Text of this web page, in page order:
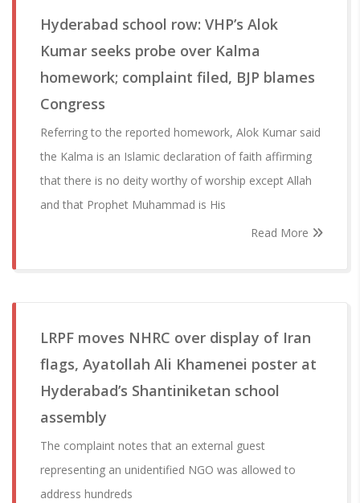
Hyderabad school row: VHP’s Alok
Kumar seeks probe over Kalma
homework; complaint filed, BJP blames
Congress
Referring to the reported homework, Alok Kumar said
the Kalma is an Islamic declaration of faith affirming
that there is no deity worthy of worship except Allah
and that Prophet Muhammad is His
Read More
LRPF moves NHRC over display of Iran
flags, Ayatollah Ali Khamenei poster at
Hyderabad’s Shantiniketan school
assembly
The complaint notes that an external guest
representing an unidentified NGO was allowed to
address hundreds